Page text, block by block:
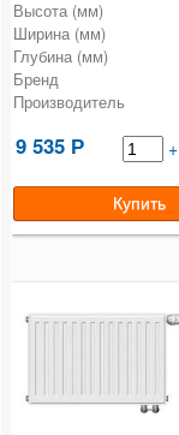
Высота (мм)
Ширина (мм)
Глубина (мм)
Бренд
Производитель
9 535 Р +